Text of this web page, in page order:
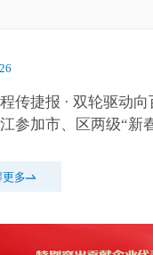
传捷报 · 双轮驱动
参加市、区两级“新
更多